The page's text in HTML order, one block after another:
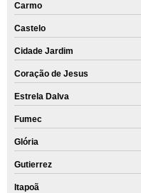
Carmo
Castelo
Cidade Jardim
Coração de Jesus
Estrela Dalva
Fumec
Glória
Gutierrez
Itapoã